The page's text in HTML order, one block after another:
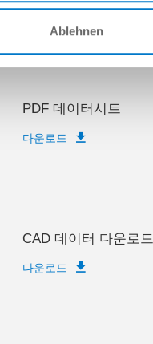
Ablehnen
PDF 데이터시트
다운로드
CAD 데이터 다운로드
다운로드